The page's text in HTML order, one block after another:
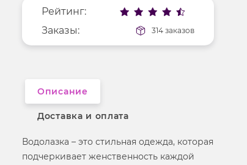
Фактура материала
Длина рукава длинные
Рейтинг:
Заказы:
314 заказов
Описание
Доставка и оплата
Водолазка – это стильная одежда, которая
подчеркивает женственность каждой